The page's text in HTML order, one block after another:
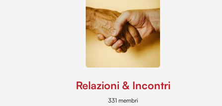
Relazioni & Incontri
331 membri